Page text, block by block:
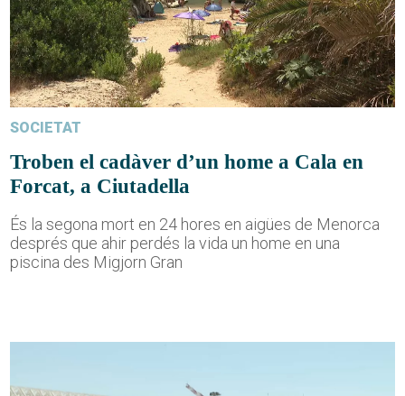
SOCIETAT
Troben el cadàver d’un home a Cala en
Forcat, a Ciutadella
És la segona mort en 24 hores en aigües de Menorca
després que ahir perdés la vida un home en una
piscina des Migjorn Gran